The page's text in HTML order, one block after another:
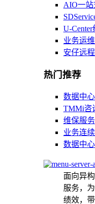
AIO一
U-
业务运
安仔远
热门推荐
数据中
TMMi咨
维保服务
业务连
数据中
面向异
服务，
绩效，